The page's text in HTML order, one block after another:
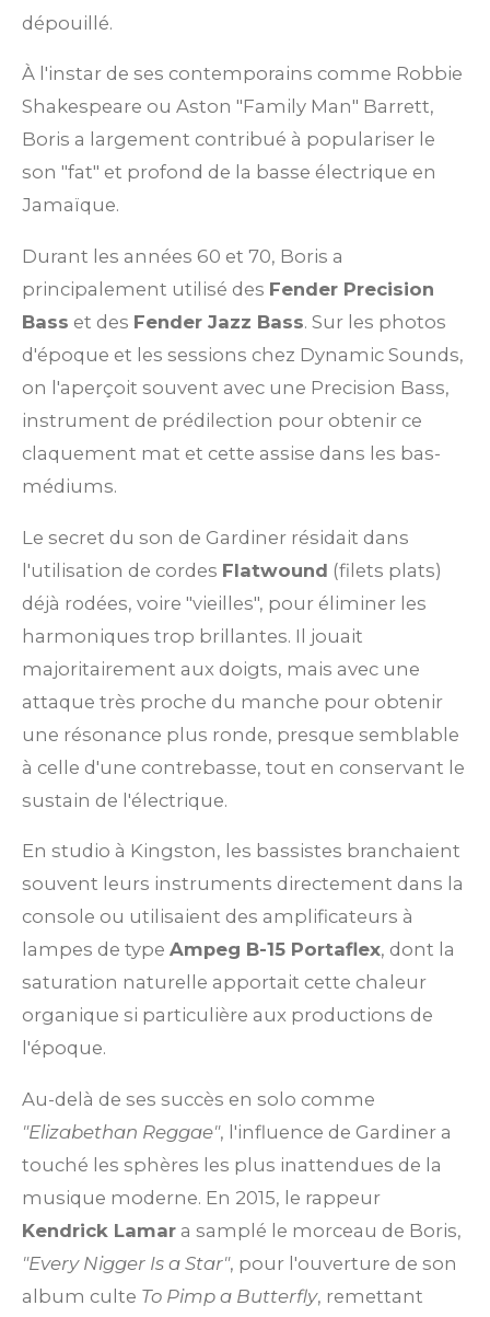
dépouillé.
À l'instar de ses contemporains comme Robbie
Shakespeare ou Aston "Family Man" Barrett,
Boris a largement contribué à populariser le
son "fat" et profond de la basse électrique en
Jamaïque.
Durant les années 60 et 70, Boris a
principalement utilisé des Fender Precision
Bass et des Fender Jazz Bass. Sur les photos
d'époque et les sessions chez Dynamic Sounds,
on l'aperçoit souvent avec une Precision Bass,
instrument de prédilection pour obtenir ce
claquement mat et cette assise dans les bas-
médiums.
Le secret du son de Gardiner résidait dans
l'utilisation de cordes Flatwound (filets plats)
déjà rodées, voire "vieilles", pour éliminer les
harmoniques trop brillantes. Il jouait
majoritairement aux doigts, mais avec une
attaque très proche du manche pour obtenir
une résonance plus ronde, presque semblable
à celle d'une contrebasse, tout en conservant le
sustain de l'électrique.
En studio à Kingston, les bassistes branchaient
souvent leurs instruments directement dans la
console ou utilisaient des amplificateurs à
lampes de type Ampeg B-15 Portaflex, dont la
saturation naturelle apportait cette chaleur
organique si particulière aux productions de
l'époque.
Au-delà de ses succès en solo comme
"Elizabethan Reggae", l'influence de Gardiner a
touché les sphères les plus inattendues de la
musique moderne. En 2015, le rappeur
Kendrick Lamar a samplé le morceau de Boris,
"Every Nigger Is a Star", pour l'ouverture de son
album culte To Pimp a Butterfly, remettant